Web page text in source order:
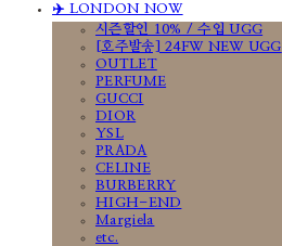
✈️ LONDON NOW
시즌할인 10% / 수입 UGG
[호주발송] 24FW NEW UGG
OUTLET
PERFUME
GUCCI
DIOR
YSL
PRADA
CELINE
BURBERRY
HIGH-END
Margiela
etc.